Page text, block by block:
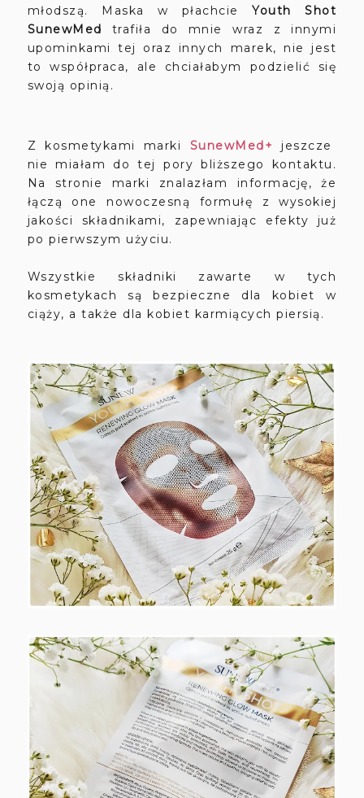
młodszą. Maska w płachcieYouth Shot
SunewMed trafiła do mnie wraz z innymi
upominkami tej oraz innych marek, nie jest
to współpraca, ale chciałabym podzielić się
swoją opinią.
Z kosmetykami marki SunewMed+
jeszcze
nie miałam do tej pory bliższego kontaktu.
Na stronie marki znalazłam informację, że
łączą one nowoczesną formułę z wysokiej
jakości składnikami, zapewniając efekty już
po pierwszym użyciu.
Wszystkie składniki zawarte w tych
kosmetykach są bezpieczne dla kobiet w
ciąży, a także dla kobiet karmiących piersią.